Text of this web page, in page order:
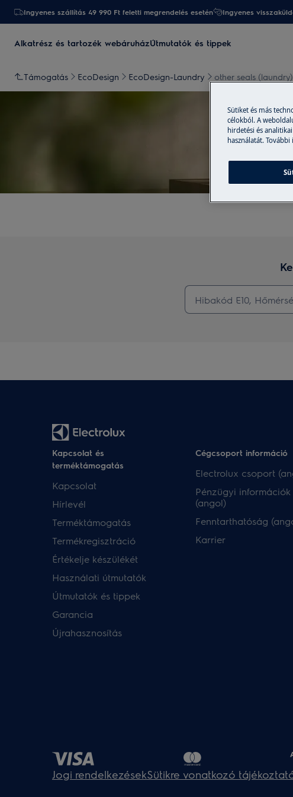
Ingyenes szállítás 49 990 Ft feletti megrendelés esetén Ingyenes
Alkatrész és tartozék webáruházÚtmutatók és tippek
Támogatás EcoDesign EcoDesign-Laundry other seals (laundry)
Kapcsolat és
terméktámogatás
Kapcsolat
Hírlevél
Terméktámogatás
Termékregisztráció
Értékelje készülékét
Használati útmutatók
Útmutatók és tippek
Garancia
Újrahasznosítás
Cégcsoport információ
Electrolux csoport
Pénzügyi információk
(angol)
Fenntarthatóság
Karrier
Jogi rendelkezésekSütikre vonatkozó
Sütiket és más
célokból. A
hirdetési és
használatát.